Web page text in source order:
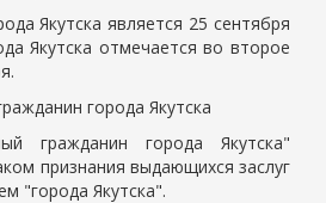
Якутска является 25 сентября
Якутска отмечается во второе
города Якутска
гражданин города Якутска"
признания выдающихся заслуг
"города Якутска".